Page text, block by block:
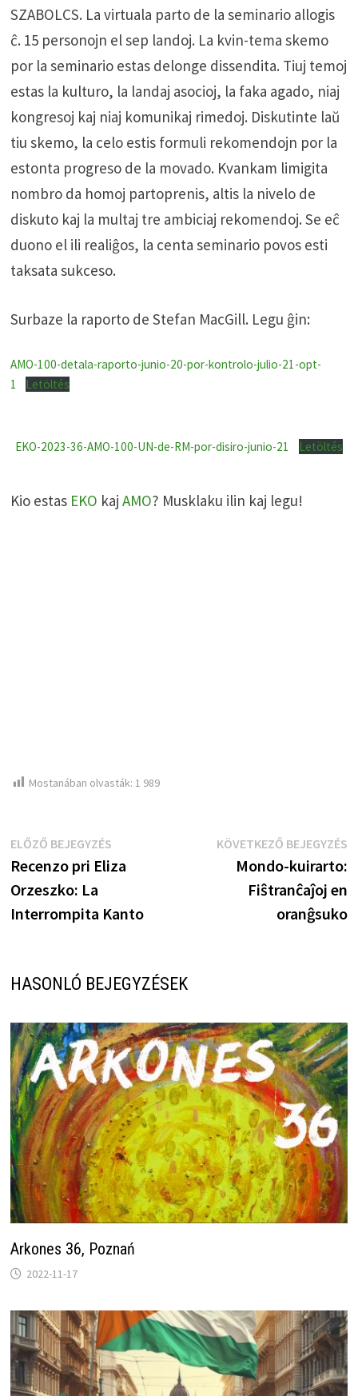
SZABOLCS. La virtuala parto de la seminario allogis
ĉ. 15 personojn el sep landoj. La kvin-tema skemo
por la seminario estas delonge dissendita. Tiuj temoj
estas la kulturo, la landaj asocioj, la faka agado, niaj
kongresoj kaj niaj komunikaj rimedoj. Diskutinte laŭ
tiu skemo, la celo estis formuli rekomendojn por la
estonta progreso de la movado. Kvankam limigita
nombro da homoj partoprenis, altis la nivelo de
diskuto kaj la multaj tre ambiciaj rekomendoj. Se eĉ
duono el ili realiĝos, la centa seminario povos esti
taksata sukceso.
Surbaze la raporto de Stefan MacGill. Legu ĝin:
AMO-100-detala-raporto-junio-20-por-kontrolo-julio-21-opt-
1
Letöltés
EKO-2023-36-AMO-100-UN-de-RM-por-disiro-junio-21 Letöltés
Kio estas EKO kaj AMO? Musklaku ilin kaj legu!
Mostanában olvasták: 1 989
Bejegyzés
navigáció
ELŐZŐ BEJEGYZÉSElőző
bejegyzés:
Recenzo pri Eliza
Orzeszko: La
Interrompita Kanto
KÖVETKEZŐ BEJEGYZÉS
Mondo-kuirarto:
Fiŝtranĉaĵoj en
oranĝsuko
HASONLÓ BEJEGYZÉSEK
Arkones 36, Poznań
2022-11-17